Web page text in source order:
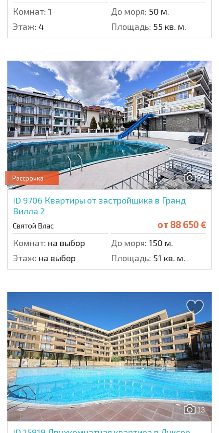
Комнат: 1 До моря: 50 м.
Этаж: 4 Площадь: 55 кв. м.
27
Рассрочка
ID 9706 Квартиры от застройщика в Гранд
Вилла 2
Святой Влас от 88 650 €
Комнат: на выбор До моря: 150 м.
Этаж: на выбор Площадь: 51 кв. м.
13